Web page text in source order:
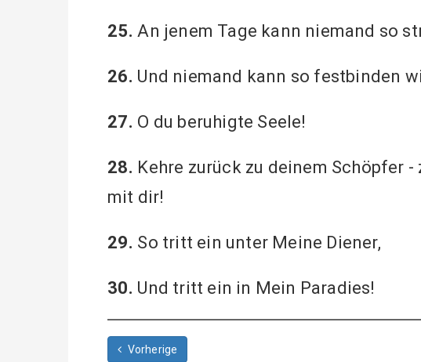
25. An jenem Tage kann niemand so
26. Und niemand kann so festbinden
27. O du beruhigte Seele!
28. Kehre zurück zu deinem Schöpfer
mit dir!
29. So tritt ein unter Meine Diener,
30. Und tritt ein in Mein Paradies!
Vorherige